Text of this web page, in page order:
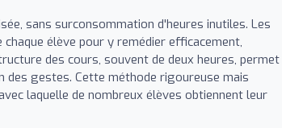
sans surconsommation d'heures inutiles. Les
élève pour y remédier efficacement,
des cours, souvent de deux heures, permet
gestes. Cette méthode rigoureuse mais
laquelle de nombreux élèves obtiennent leur